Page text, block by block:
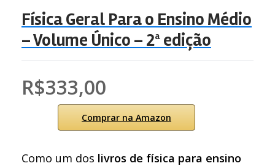
Física Geral Para o Ensino Médio
– Volume Único – 2ª edição
R$333,00
Comprar na Amazon
Como um dos livros de física para ensino